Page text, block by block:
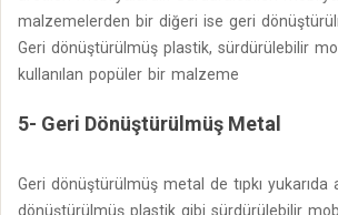
malzemelerden bir diğeri ise geri
Geri dönüştürülmüş plastik, sürdürülebilir
kullanılan popüler bir malzeme
5- Geri Dönüştürülmüş Metal
Geri dönüştürülmüş metal de tıpkı yukarıda
dönüştürülmüş plastik gibi sürdürülebilir